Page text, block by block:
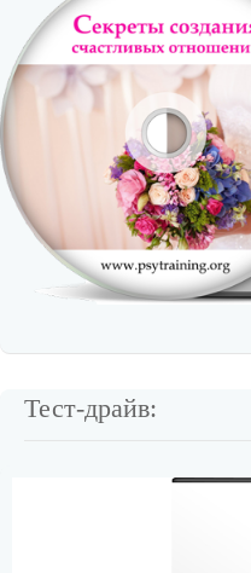
Тест-драйв: